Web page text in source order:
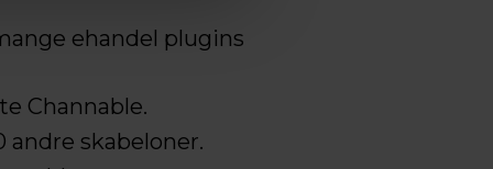
ehandel plugins
Channable.
andre skabeloner.